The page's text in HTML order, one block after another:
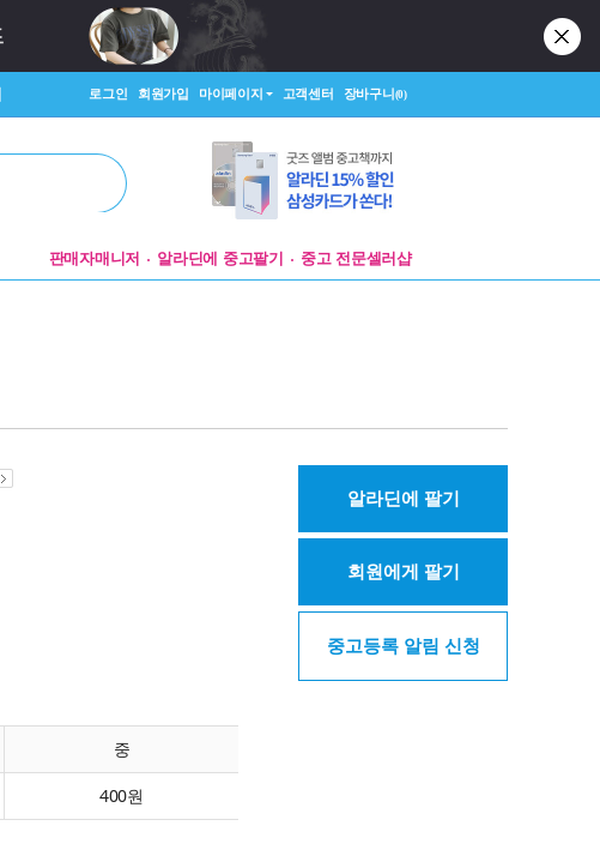
로그인 회원가입 마이페이지 고객센터 장바구니(0)
판매자매니저 알라딘에 중고팔기 중고 전문셀러샵
중
400원
알라딘에 팔기
회원에게 팔기
중고등록 알림 신청